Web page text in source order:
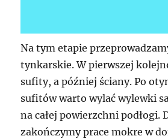
Na tym etapie
tynkarskie. W pierwszej
sufity, a później ściany. Po
sufitów warto wylać wylewki
na całej powierzchni podłogi.
zakończymy prace mokre w